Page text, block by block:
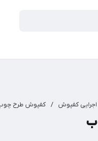
اجرایی کفپوش / کفپوش طرح